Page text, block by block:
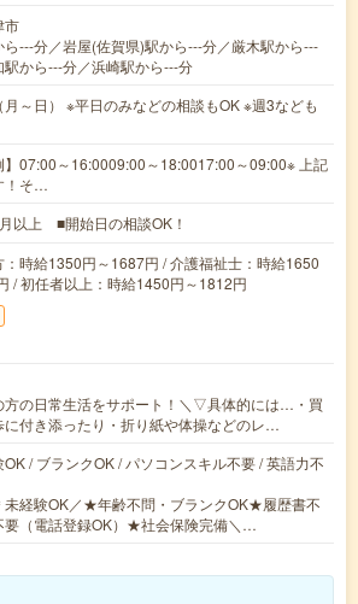
市
ら---分／岩屋(佐賀県)駅から---分／厳木駅から---
駅から---分／浜崎駅から---分
月～日） ※平日のみなどの相談もOK ※週3なども
】07:00～16:0009:00～18:0017:00～09:00※ 上記
！そ…
以上 ■開始日の相談OK！
：時給1350円～1687円 / 介護福祉士：時給1650
/ 初任者以上：時給1450円～1812円
方の日常生活をサポート！＼▽具体的には…・買
に付き添ったり・折り紙や体操などのレ…
/ ブランクOK / パソコンスキル不要 / 英語力不
未経験OK／★年齢不問・ブランクOK★履歴書不
要（電話登録OK）★社会保険完備＼…